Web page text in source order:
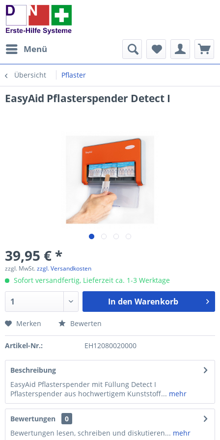
Menü
Übersicht Pflaster
EasyAid Pflasterspender Detect I
39,95 € *
zzgl. MwSt.zzgl. Versandkosten
Sofort versandfertig, Lieferzeit ca. 1-3 Werktage
In den Warenkorb
Merken Bewerten
Artikel-Nr.: EH12080020000
Beschreibung
EasyAid Pflasterspender mit Füllung Detect I
Pflasterspender aus hochwertigem Kunststoff... mehr
Bewertungen
0
Bewertungen lesen, schreiben und diskutieren... mehr